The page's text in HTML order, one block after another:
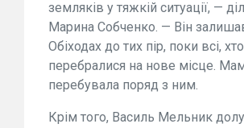
земляків у тяжкій ситуації, —
Марина Собченко. — Він
Обіходах до тих пір, поки всі,
перебралися на нове місце.
перебувала поряд з ним.
Крім того, Василь Мельник